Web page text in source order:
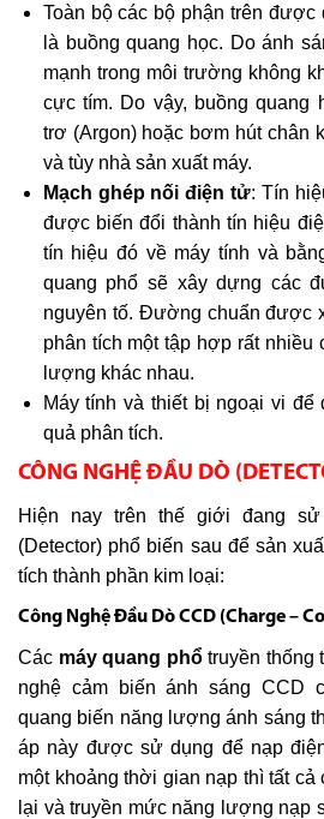
Toàn bộ các bộ phận trên được
là buồng quang học. Do ánh
mạnh trong môi trường không
cực tím. Do vậy, buồng quang
trơ (Argon) hoặc bơm hút chân
và tùy nhà sản xuất máy.
Mạch ghép nối điện tử: Tín
được biến đổi thành tín hiệu
tín hiệu đó về máy tính và
quang phổ sẽ xây dựng các
nguyên tố. Đường chuẩn được
phân tích một tập hợp rất nhiều
lượng khác nhau.
Máy tính và thiết bị ngoại vi để
quả phân tích.
CÔNG NGHỆ ĐẦU DÒ
Hiện nay trên thế giới đang
(Detector) phổ biến sau để sản
tích thành phần kim loại:
Công Nghệ Đầu Dò CCD (Charge –
Các máy quang phổtruyền thống
nghệ cảm biến ánh sáng CCD
quang biến năng lượng ánh sáng
áp này được sử dụng để nạp
một khoảng thời gian nạp thì tất cả
lại và truyền mức năng lượng nạp